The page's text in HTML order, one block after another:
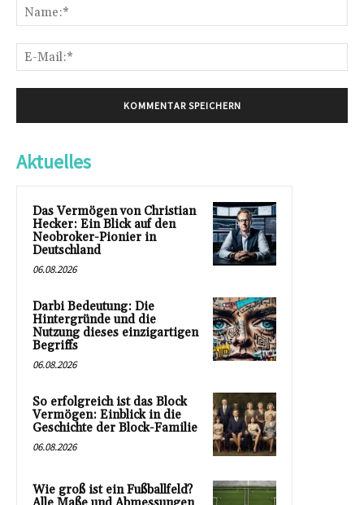
Aktuelles
Das Vermögen von Christian
Hecker: Ein Blick auf den
Neobroker-Pionier in
Deutschland
06.08.2026
Darbi Bedeutung: Die
Hintergründe und die
Nutzung dieses einzigartigen
Begriffs
06.08.2026
So erfolgreich ist das Block
Vermögen: Einblick in die
Geschichte der Block-Familie
06.08.2026
Wie groß ist ein Fußballfeld?